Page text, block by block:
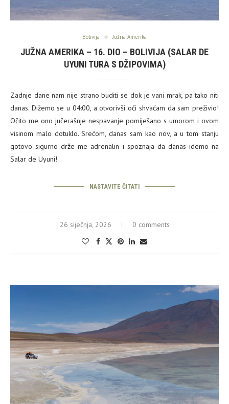
Bolivija Južna Amerika
JUŽNA AMERIKA – 16. DIO – BOLIVIJA (SALAR DE
UYUNI TURA S DŽIPOVIMA)
Zadnje dane nam nije strano buditi se dok je vani mrak, pa tako niti
danas. Dižemo se u 04:00, a otvorivši oči shvaćam da sam preživio!
Očito me ono jučerašnje nespavanje pomiješano s umorom i ovom
visinom malo dotuklo. Srećom, danas sam kao nov, a u tom stanju
gotovo sigurno drže me adrenalin i spoznaja da danas idemo na
Salar de Uyuni!
NASTAVITE ČITATI
26 siječnja, 2026 0 comments